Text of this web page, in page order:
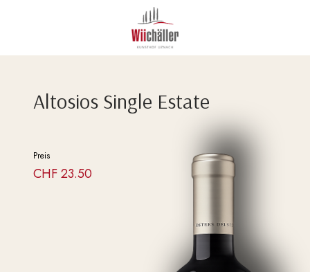
Altosios Single Estate
Preis
CHF23.50